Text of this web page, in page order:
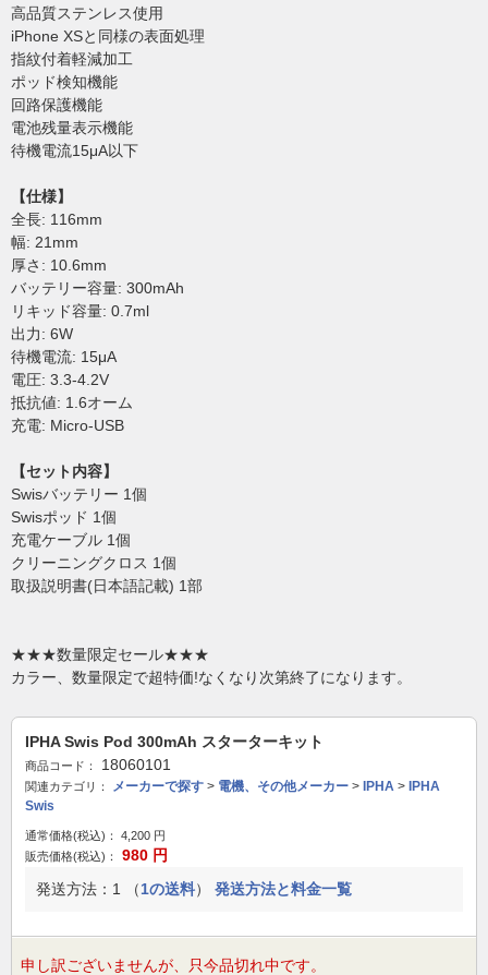
高品質ステンレス使用
iPhone XSと同様の表面処理
指紋付着軽減加工
ポッド検知機能
回路保護機能
電池残量表示機能
待機電流15μA以下
【仕様】
全長: 116mm
幅: 21mm
厚さ: 10.6mm
バッテリー容量: 300mAh
リキッド容量: 0.7ml
出力: 6W
待機電流: 15μA
電圧: 3.3-4.2V
抵抗値: 1.6オーム
充電: Micro-USB
【セット内容】
Swisバッテリー 1個
Swisポッド 1個
充電ケーブル 1個
クリーニングクロス 1個
取扱説明書(日本語記載) 1部
★★★数量限定セール★★★
カラー、数量限定で超特価!なくなり次第終了になります。
IPHA Swis Pod 300mAh スターターキット
商品コード： 18060101
関連カテゴリ： メーカーで探す > 電機、その他メーカー > IPHA > IPHA
Swis
通常価格(税込)： 4,200 円
販売価格(税込)：
980 円
発送方法：1 （1の送料） 発送方法と料金一覧
申し訳ございませんが、只今品切れ中です。